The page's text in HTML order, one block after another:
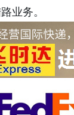
业务。